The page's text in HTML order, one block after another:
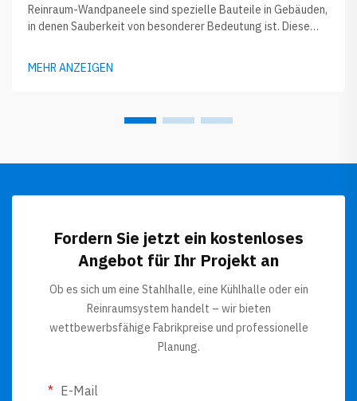
Reinraum-Wandpaneele sind spezielle Bauteile in Gebäuden,
in denen Sauberkeit von besonderer Bedeutung ist. Diese
Eindringen von Staub oder Keimen zu verringern. Bei Arbeiten
innerhalb eines Reinraums kommt es auf jedes noch so kleine
MEHR ANZEIGEN
Fordern Sie jetzt ein kostenloses
Angebot für Ihr Projekt an
Ob es sich um eine Stahlhalle, eine Kühlhalle oder ein
Reinraumsystem handelt – wir bieten
wettbewerbsfähige Fabrikpreise und professionelle
Planung.
E-Mail